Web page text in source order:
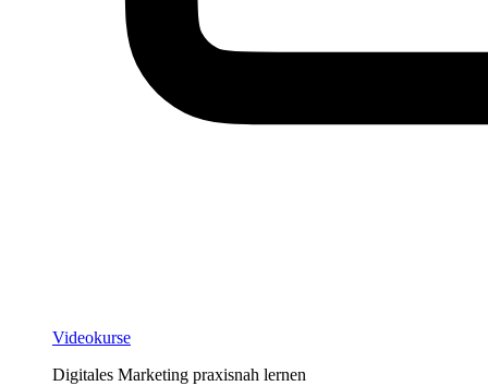
Videokurse
Digitales Marketing praxisnah lernen